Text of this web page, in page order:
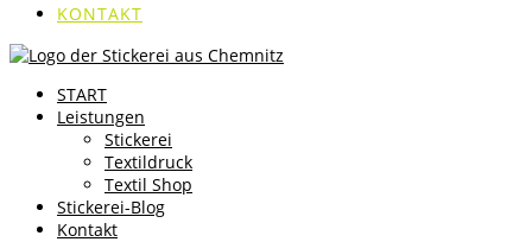
KONTAKT
START
Leistungen
Stickerei
Textildruck
Textil Shop
Stickerei-Blog
Kontakt